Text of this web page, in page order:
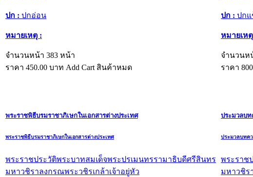
ปก : ปกอ่อน
หมายเหตุ :
จำนวนหน้า 383 หน้า
ราคา 450.00 บาท Add Cart สินค้าหมด
ปก : ปกแ
หมายเห
จำนวนห
ราคา
พระราชพิธีบรมราชาภิเษกในเอกสารต่างประเทศ
พระราชพิธีบรมราชาภิเษกในเอกสารต่างประเทศ
พระราชประวัติพระบาทสมเด็จพระปรเมนทรรามาธิบดีศรีสินทร
มหาวชิราลงกรณพระวชิรเกล้าเจ้าอยู่หัว
ประมวลบท
ประมวลบทค
พระราช
มหาวชิร